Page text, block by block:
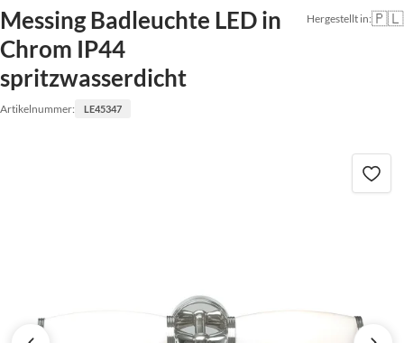
Messing Badleuchte LED in
Chrom IP44
spritzwasserdicht
Artikelnummer: LE45347
Hergestellt in:🇵🇱